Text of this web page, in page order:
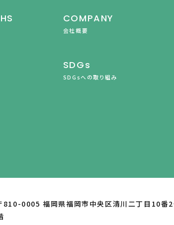
COMPANY
会社概要
SDGs
SDGsへの取り組み
810-0005 福岡県福岡市中央区清川二丁目10